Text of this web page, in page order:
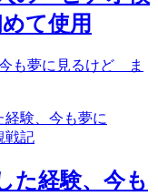
て使用
も夢に見るけど ま
た経験、今も